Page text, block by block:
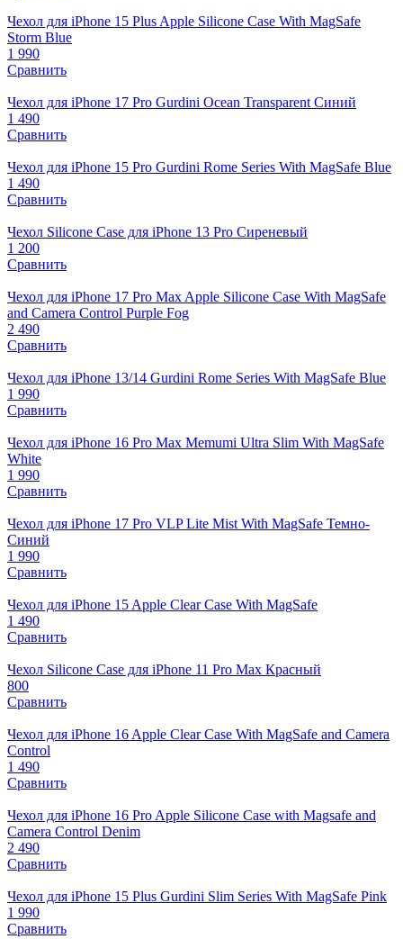
Чехол для iPhone 15 Plus Apple Silicone Case With MagSafe
Storm Blue
1 990
Сравнить
Чехол для iPhone 17 Pro Gurdini Ocean Transparent Синий
1 490
Сравнить
Чехол для iPhone 15 Pro Gurdini Rome Series With MagSafe Blue
1 490
Сравнить
Чехол Silicone Case для iPhone 13 Pro Сиреневый
1 200
Сравнить
Чехол для iPhone 17 Pro Max Apple Silicone Case With MagSafe
and Camera Control Purple Fog
2 490
Сравнить
Чехол для iPhone 13/14 Gurdini Rome Series With MagSafe Blue
1 990
Сравнить
Чехол для iPhone 16 Pro Max Memumi Ultra Slim With MagSafe
White
1 990
Сравнить
Чехол для iPhone 17 Pro VLP Lite Mist With MagSafe Темно-
Синий
1 990
Сравнить
Чехол для iPhone 15 Apple Clear Case With MagSafe
1 490
Сравнить
Чехол Silicone Case для iPhone 11 Pro Max Красный
800
Сравнить
Чехол для iPhone 16 Apple Clear Case With MagSafe and Camera
Control
1 490
Сравнить
Чехол для iPhone 16 Pro Apple Silicone Case with Magsafe and
Camera Control Denim
2 490
Сравнить
Чехол для iPhone 15 Plus Gurdini Slim Series With MagSafe Pink
1 990
Сравнить